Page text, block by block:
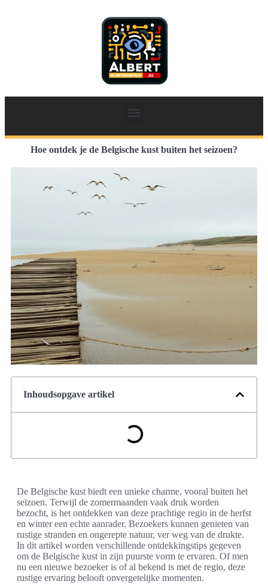
Hoe ontdek je de Belgische kust buiten het seizoen?
Inhoudsopgave artikel
De Belgische kust biedt een unieke charme, vooral buiten het
seizoen. Terwijl de zomermaanden vaak druk worden
bezocht, is het ontdekken van deze prachtige regio in de herfst
en winter een echte aanrader. Bezoekers kunnen genieten van
rustige stranden en ongerepte natuur, ver weg van de drukte.
In dit artikel worden verschillende ontdekkingstips gegeven
om de Belgische kust in zijn puurste vorm te ervaren. Of men
nu een nieuwe bezoeker is of al bekend is met de regio, deze
rustige ervaring belooft onvergetelijke momenten.